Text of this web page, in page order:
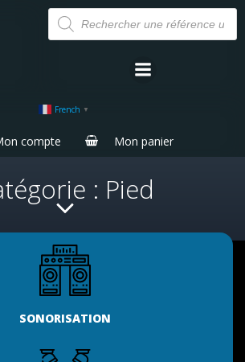
Aller
au
contenu
Recherche
de
produits
French ▼
compte Mon panier
: Pied
SONORISATION